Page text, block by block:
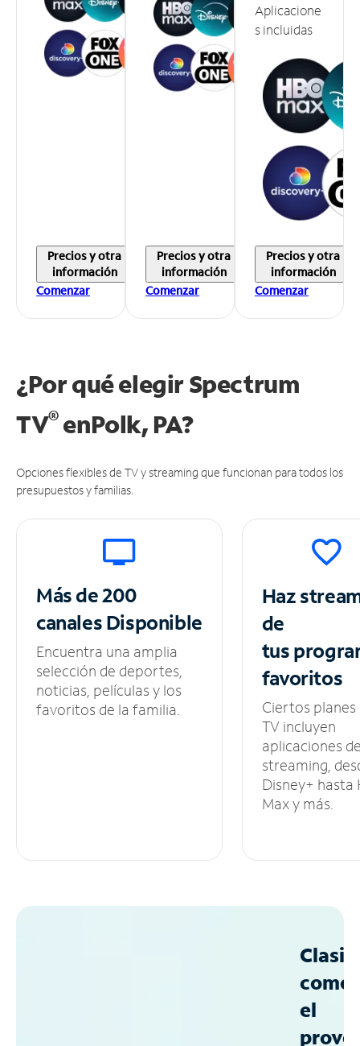
Precios y otra
información
Comenzar
Precios y otra
información
Comenzar
Aplicacione
s incluidas
Precios y otra
información
Comenzar
¿Por qué elegir Spectrum
TV®enPolk, PA?
Opciones flexibles de TV y streaming que funcionan para todos los
presupuestos y familias.
Más de 200
canalesDisponible
Encuentra una amplia
selección de deportes,
noticias, películas y los
favoritos de la familia.
Haz
de
tus
favoritos
Ciertos planes
TV incluyen
aplicaciones
streaming,
Disney+ hasta
Max y más.
como
el